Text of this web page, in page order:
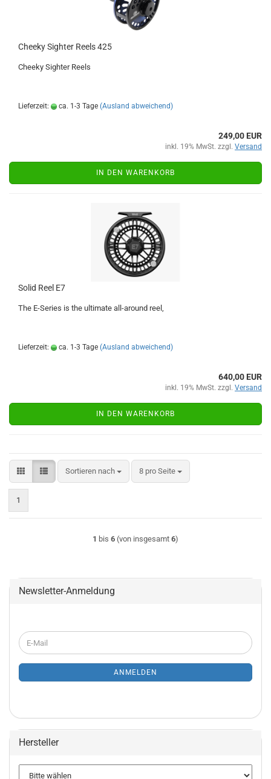
Cheeky Sighter Reels 425
Cheeky Sighter Reels
Lieferzeit: ca. 1-3 Tage (Ausland abweichend)
249,00 EUR
inkl. 19% MwSt. zzgl. Versand
IN DEN WARENKORB
Solid Reel E7
The E-Series is the ultimate all-around reel,
Lieferzeit: ca. 1-3 Tage (Ausland abweichend)
640,00 EUR
inkl. 19% MwSt. zzgl. Versand
IN DEN WARENKORB
Sortieren nach
Sortieren nach 8 pro Seite
pro Seite
1
1 bis 6 (von insgesamt 6)
Newsletter-Anmeldung
WEITER
ZUR
ANMELDUNG
E-
Mail
ANMELDEN
Hersteller